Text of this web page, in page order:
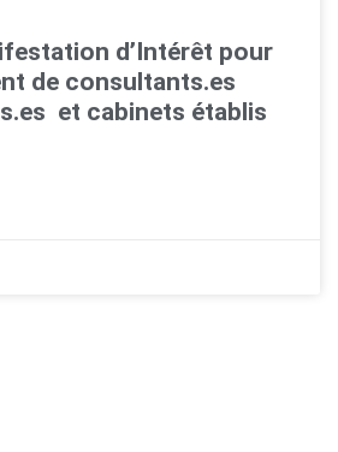
d’Intérêt pour
de consultants.es
et cabinets établis